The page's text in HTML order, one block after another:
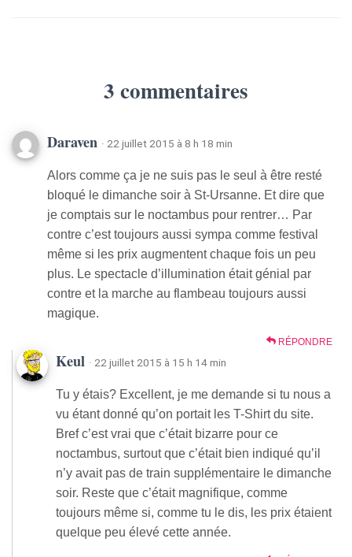
3 commentaires
Daraven · 22 juillet 2015 à 8 h 18 min
Alors comme ça je ne suis pas le seul à être resté
bloqué le dimanche soir à St-Ursanne. Et dire que
je comptais sur le noctambus pour rentrer… Par
contre c’est toujours aussi sympa comme festival
même si les prix augmentent chaque fois un peu
plus. Le spectacle d’illumination était génial par
contre et la marche au flambeau toujours aussi
magique.
RÉPONDRE
Keul · 22 juillet 2015 à 15 h 14 min
Tu y étais? Excellent, je me demande si tu nous a
vu étant donné qu’on portait les T-Shirt du site.
Bref c’est vrai que c’était bizarre pour ce
noctambus, surtout que c’était bien indiqué qu’il
n’y avait pas de train supplémentaire le dimanche
soir. Reste que c’était magnifique, comme
toujours même si, comme tu le dis, les prix étaient
quelque peu élevé cette année.